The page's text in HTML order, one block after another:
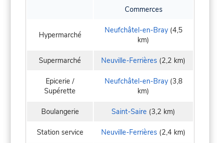
Commerces
Hypermarché Neufchâtel-en-Bray(4,5
km)
Supermarché Neuville-Ferrières (2,2 km)
Epicerie /
Supérette
Neufchâtel-en-Bray(3,8
km)
Boulangerie Saint-Saire (3,2 km)
Station service Neuville-Ferrières (2,4 km)